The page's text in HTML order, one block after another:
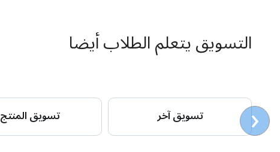
التسويق يتعلم الطلاب أيضا
تسويق آخر تسويق المنتج ‹